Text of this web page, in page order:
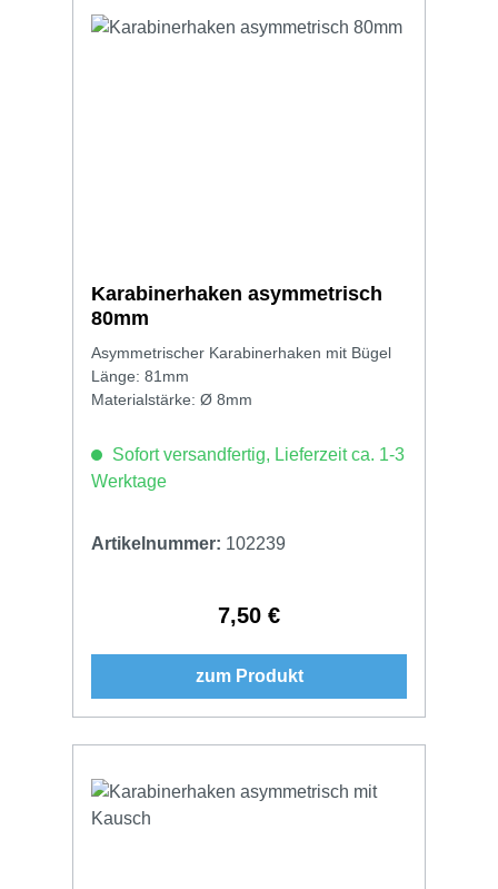
Karabinerhaken asymmetrisch
80mm
Asymmetrischer Karabinerhaken mit Bügel
Länge: 81mm
Materialstärke: Ø 8mm
Sofort versandfertig, Lieferzeit ca. 1-3
Werktage
Artikelnummer: 102239
Regulärer Preis:
7,50 €
zum Produkt